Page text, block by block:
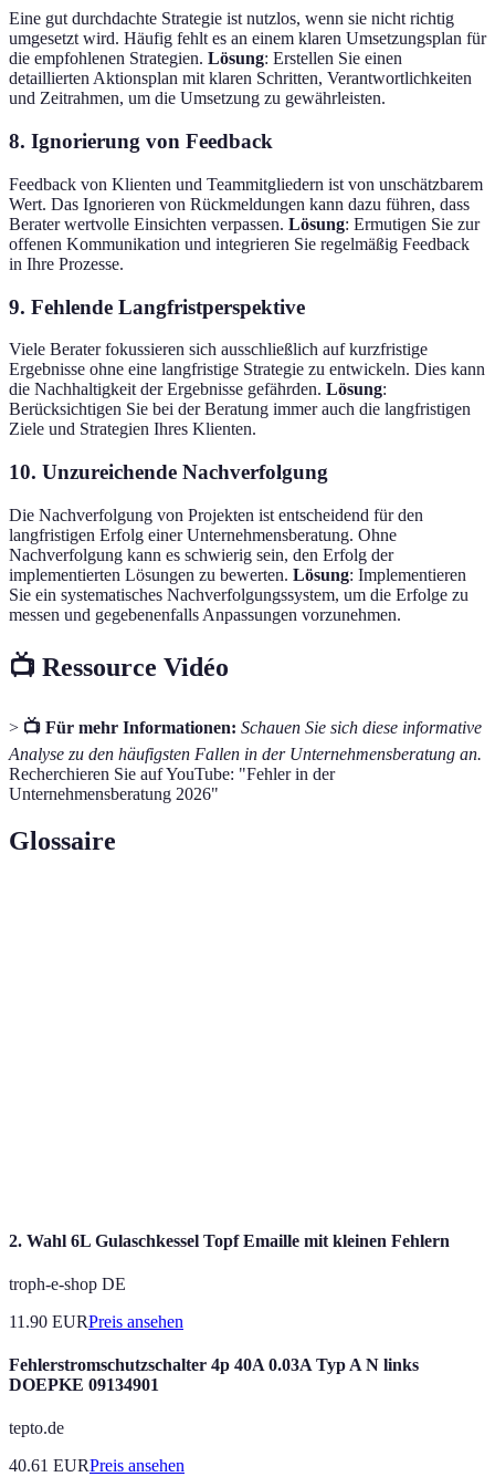
Eine gut durchdachte Strategie ist nutzlos, wenn sie nicht richtig
umgesetzt wird. Häufig fehlt es an einem klaren Umsetzungsplan für
die empfohlenen Strategien. Lösung: Erstellen Sie einen
detaillierten Aktionsplan mit klaren Schritten, Verantwortlichkeiten
und Zeitrahmen, um die Umsetzung zu gewährleisten.
8. Ignorierung von Feedback
Feedback von Klienten und Teammitgliedern ist von unschätzbarem
Wert. Das Ignorieren von Rückmeldungen kann dazu führen, dass
Berater wertvolle Einsichten verpassen. Lösung: Ermutigen Sie zur
offenen Kommunikation und integrieren Sie regelmäßig Feedback
in Ihre Prozesse.
9. Fehlende Langfristperspektive
Viele Berater fokussieren sich ausschließlich auf kurzfristige
Ergebnisse ohne eine langfristige Strategie zu entwickeln. Dies kann
die Nachhaltigkeit der Ergebnisse gefährden. Lösung:
Berücksichtigen Sie bei der Beratung immer auch die langfristigen
Ziele und Strategien Ihres Klienten.
10. Unzureichende Nachverfolgung
Die Nachverfolgung von Projekten ist entscheidend für den
langfristigen Erfolg einer Unternehmensberatung. Ohne
Nachverfolgung kann es schwierig sein, den Erfolg der
implementierten Lösungen zu bewerten. Lösung: Implementieren
Sie ein systematisches Nachverfolgungssystem, um die Erfolge zu
messen und gegebenenfalls Anpassungen vorzunehmen.
📺 Ressource Vidéo
> 📺 Für mehr Informationen: Schauen Sie sich diese informative
Analyse zu den häufigsten Fallen in der Unternehmensberatung an.
Recherchieren Sie auf YouTube: "Fehler in der
Unternehmensberatung 2026"
Glossaire
2. Wahl 6L Gulaschkessel Topf Emaille mit kleinen Fehlern
troph-e-shop DE
11.90 EURPreis ansehen
Fehlerstromschutzschalter 4p 40A 0.03A Typ A N links
DOEPKE 09134901
tepto.de
40.61 EURPreis ansehen